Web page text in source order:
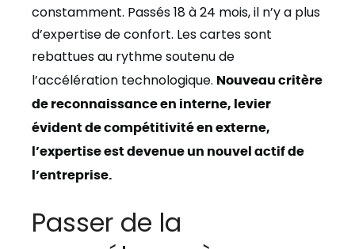
constamment. Passés 18 à 24 mois, il n’y a plus
d’expertise de confort. Les cartes sont
rebattues au rythme soutenu de
l’accélération technologique. Nouveau critère
de reconnaissance en interne, levier
évident de compétitivité en externe,
l’expertise est devenue un nouvel actif de
l’entreprise.
Passer de la